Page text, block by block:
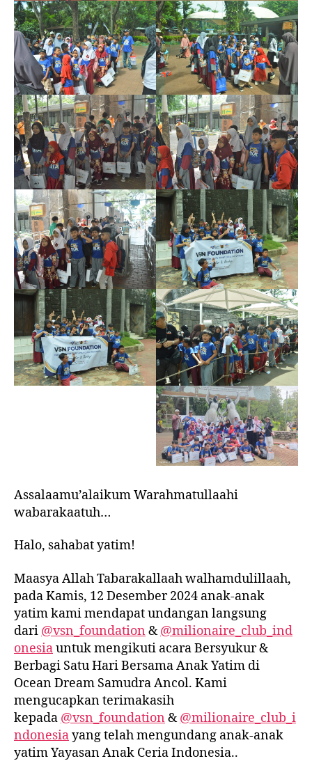
Assalaamu’alaikum Warahmatullaahi
wabarakaatuh…
Halo, sahabat yatim!
Maasya Allah Tabarakallaah walhamdulillaah,
pada Kamis, 12 Desember 2024 anak-anak
yatim kami mendapat undangan langsung
dari @vsn_foundation &@milionaire_club_ind
onesiauntuk mengikuti acara Bersyukur &
Berbagi Satu Hari Bersama Anak Yatim di
Ocean Dream Samudra Ancol. Kami
mengucapkan terimakasih
kepada @vsn_foundation &@milionaire_club_i
ndonesiayang telah mengundang anak-anak
yatim Yayasan Anak Ceria Indonesia..